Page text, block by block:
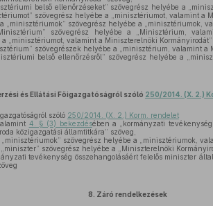
belső ellenőrzéseket” szövegrész helyébe a
szövegrész helyébe a „minisztériumot, valamint a
„minisztériumok” szövegrész helyébe a „minisztériumok,
szövegrész helyébe a „Minisztérium,
a „minisztériumot, valamint a Miniszterelnöki Kormányirodát”
szövegrészek helyébe a „minisztérium, valamint a
belső ellenőrzésről” szövegrész helyébe a
és Ellátási Főigazgatóságról szóló 250/2014. (X. 2.)
szóló 250/2014. (X. 2.) Korm. rendelet
4. § (3) bekezdésében a „kormányzati
közigazgatási államtitkára” szöveg,
szövegrész helyébe a „minisztériumok,
szövegrész helyébe a „Miniszterelnöki
tevékenység összehangolásáért felelős miniszter
8. Záró rendelkezések